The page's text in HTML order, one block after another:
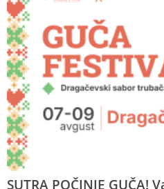
SUTRA POČINJE GUČA!